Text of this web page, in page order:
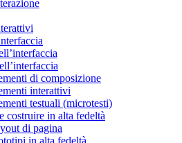
di composizione
interattivi
testuali (microtesti)
costruire in alta fedeltà
di pagina
in alta fedeltà